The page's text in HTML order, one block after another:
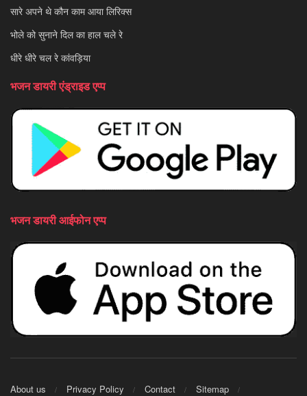
सारे अपने थे कौन काम आया लिरिक्स
भोले को सुनाने दिल का हाल चले रे
धीरे धीरे चल रे कांवड़िया
भजन डायरी एंड्राइड एप्प
भजन डायरी आईफोन एप्प
About us Privacy Policy Contact Sitemap